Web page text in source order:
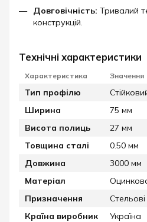
Довговічність: Тривалий
конструкцій.​
Технічні характеристики
Характеристика Значення
Тип профілю
Ширина
75 мм
Висота полиць
27 мм
Товщина сталі
0.50 мм
Довжина
3000 мм
Матеріал
Призначення
Стельові
Країна виробник
Україна